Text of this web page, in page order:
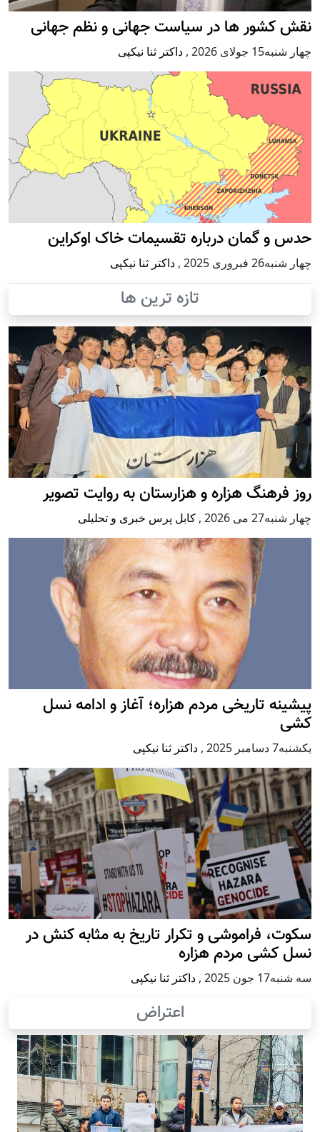
نقش کشور ها در سیاست جهانی و نظم جهانی
چهار شنبه15 جولای 2026 , داکتر ثنا نیکپی
حدس و گمان درباره تقسیمات خاک اوکراین
چهار شنبه26 فبروری 2025 , داکتر ثنا نیکپی
تازه ترین ها
روز فرهنگ هزاره و هزارستان به روایت تصویر
چهار شنبه27 می 2026 , کابل پرس خبری و تحلیلی
پيشينه تاريخی مردم هزاره؛ آغاز و ادامه نسل
کشی
يكشنبه7 دسامبر 2025 , داکتر ثنا نیکپی
سکوت، فراموشی و تکرار تاريخ به مثابه کنش در
نسل کشی مردم هزاره
سه شنبه17 جون 2025 , داکتر ثنا نیکپی
اعتراض